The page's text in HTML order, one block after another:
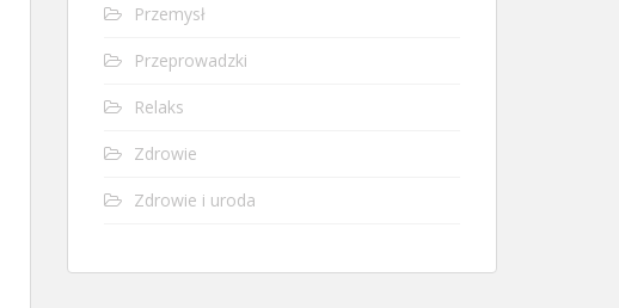
Przemysł
Przeprowadzki
Relaks
Zdrowie
Zdrowie i uroda